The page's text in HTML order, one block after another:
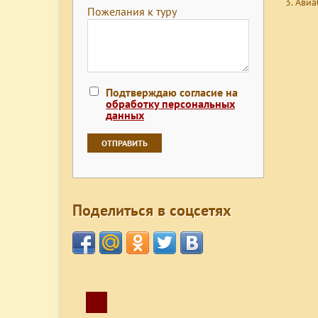
Пожелания к туру
Подтверждаю согласие на
обработку персональных
данных
Поделиться в соцсетях